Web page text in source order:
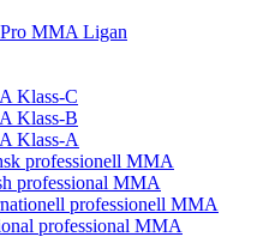
Pro MMA Ligan
Klass-C
Klass-B
Klass-A
professionell MMA
professional MMA
professionell MMA
professional MMA